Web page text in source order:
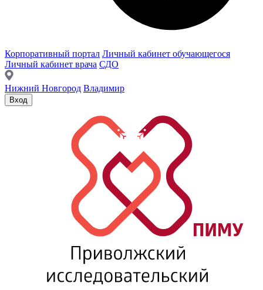
Корпоративный портал Личный кабинет обучающегося
Личный кабинет врача СДО
Нижний Новгород Владимир
Вход